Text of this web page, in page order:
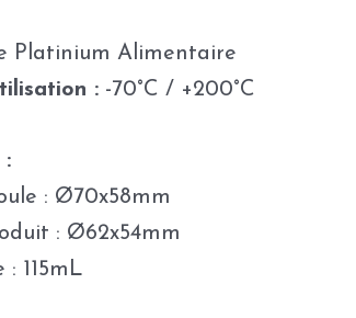
Platinium Alimentaire
: -70°C / +200°C
:
: Ø70x58mm
: Ø62x54mm
115mL